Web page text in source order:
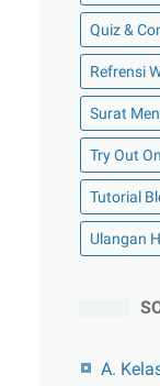
Quiz &
Refrensi
Surat
Try Out
Tutorial
Ulangan
A.